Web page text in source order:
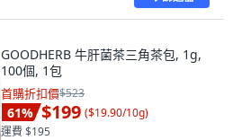
GOODHERB 牛肝菌茶三角茶包, 1g,
100個, 1包
首購折扣價$523
61% $199 ($19.90/10g)
運費 $195